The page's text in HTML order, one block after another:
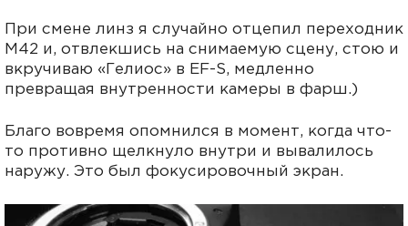
При смене линз я случайно отцепил переходник
M42 и, отвлекшись на снимаемую сцену, стою и
вкручиваю «Гелиос» в EF-S, медленно
превращая внутренности камеры в фарш.)
Благо вовремя опомнился в момент, когда что-
то противно щелкнуло внутри и вывалилось
наружу. Это был фокусировочный экран.